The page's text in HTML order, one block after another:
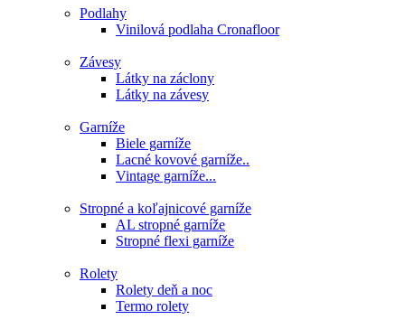
Podlahy
Vinilová podlaha Cronafloor
Závesy
Látky na záclony
Látky na závesy
Garníže
Biele garníže
Lacné kovové garníže..
Vintage garníže...
Stropné a koľajnicové garníže
AL stropné garníže
Stropné flexi garníže
Rolety
Rolety deň a noc
Termo rolety